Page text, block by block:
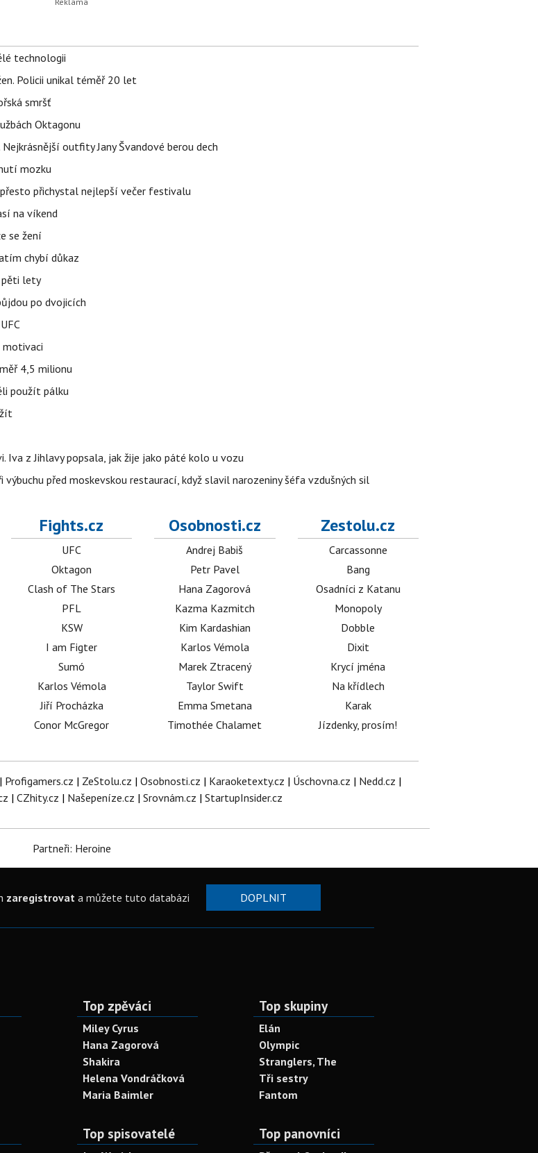
technologii
Policii unikal téměř 20 let
smršť
Oktagonu
outfity Jany Švandové berou dech
mozku
přichystal nejlepší večer festivalu
na víkend
se žení
chybí důkaz
pěti lety
po dvojicích
motivaci
4,5 milionu
použít pálku
z Jihlavy popsala, jak žije jako páté kolo u vozu
před moskevskou restaurací, když slavil narozeniny šéfa vzdušných sil
Fights.cz
UFC
Oktagon
Clash of The Stars
PFL
KSW
I am Figter
Sumó
Karlos Vémola
Jiří Procházka
Conor McGregor
Osobnosti.cz
Andrej Babiš
Petr Pavel
Hana Zagorová
Kazma Kazmitch
Kim Kardashian
Karlos Vémola
Marek Ztracený
Taylor Swift
Emma Smetana
Timothée Chalamet
Zestolu.cz
Carcassonne
Bang
Osadníci z Katanu
Monopoly
Dobble
Dixit
Krycí jména
Na křídlech
Karak
Jízdenky, prosím!
| Profigamers.cz | ZeStolu.cz | Osobnosti.cz | Karaoketexty.cz | Úschovna.cz | Nedd.cz |
| CZhity.cz | Našepeníze.cz | Srovnám.cz | StartupInsider.cz
Partneři: Heroine
zaregistrovata můžete tuto databázi DOPLNIT
Top zpěváci
Miley Cyrus
Hana Zagorová
Shakira
Helena Vondráčková
Maria Baimler
Top skupiny
Elán
Olympic
Stranglers, The
Tři sestry
Fantom
Top spisovatelé Top panovníci